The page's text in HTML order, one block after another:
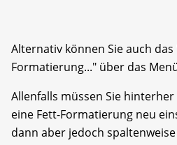
Alternativ können Sie auch
Formatierung..." über das
Allenfalls müssen Sie
eine Fett-Formatierung neu
dann aber jedoch